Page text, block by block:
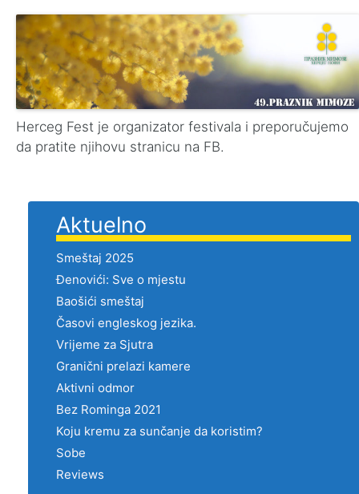
Herceg Fest je organizator festivala i preporučujemo
da pratite njihovu stranicu na FB.
Aktuelno
Smeštaj 2025
Đenovići: Sve o mjestu
Baošići smeštaj
Časovi engleskog jezika.
Vrijeme za Sjutra
Granični prelazi kamere
Aktivni odmor
Bez Rominga 2021
Koju kremu za sunčanje da koristim?
Sobe
Reviews